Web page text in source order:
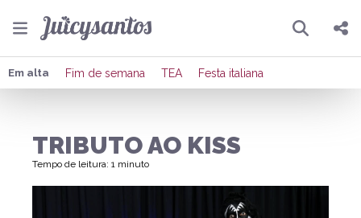
Pesquisar
Compartilhar
Publicar no Facebook
Em alta Fim de semana TEA Festa italiana
TRIBUTO AO KISS
Tempo de leitura: 1 minuto